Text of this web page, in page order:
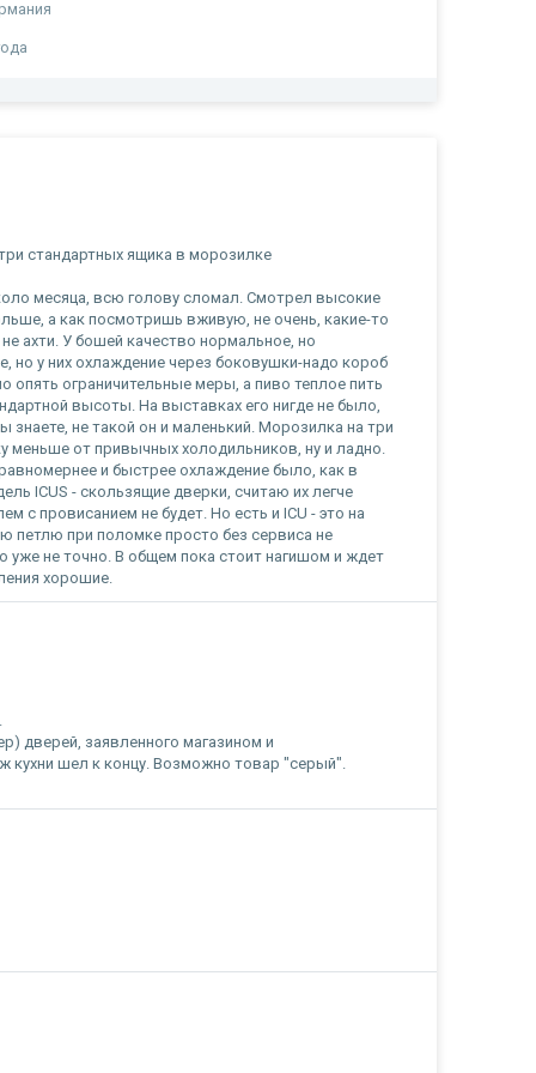
стандартных ящика в морозилке
месяца, всю голову сломал. Смотрел высокие
а как посмотришь вживую, не очень, какие-то
ахти. У бошей качество нормальное, но
но у них охлаждение через боковушки-надо короб
ограничительные меры, а пиво теплое пить
высоты. На выставках его нигде не было,
не такой он и маленький. Морозилка на три
меньше от привычных холодильников, ну и ладно.
и быстрее охлаждение было, как в
ICUS - скользящие дверки, считаю их легче
с провисанием не будет. Но есть и ICU - это на
петлю при поломке просто без сервиса не
уже не точно. В общем пока стоит нагишом и ждет
хорошие.
дверей, заявленного магазином и
шел к концу. Возможно товар "серый".